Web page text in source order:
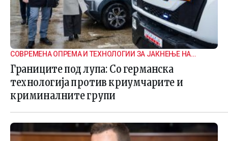
СОВРЕМЕНА ОПРЕМА И ТЕХНОЛОГИИ ЗА ЈАКНЕЊЕ НА
ГРАНИЧНАТА БЕЗБЕДНОСТ
Границите под лупа: Со германска
технологија против криумчарите и
криминалните групи